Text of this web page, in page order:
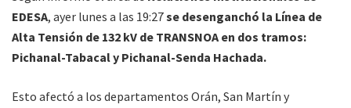
EDESA, ayer lunes a las 19:27se desenganchó la Línea de
Alta Tensión de 132 kV de TRANSNOA en dos tramos:
Pichanal-Tabacal y Pichanal-Senda Hachada.
Esto afectó a los departamentos Orán, San Martín y